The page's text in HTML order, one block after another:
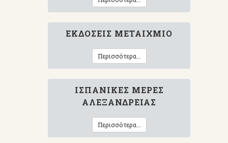
ΕΚΔΌΣΕΙΣ ΜΕΤΑΊΧΜΙΟ
Περισσότερα...
ΙΣΠΑΝΙΚΈΣ ΜΈΡΕΣ
ΑΛΕΞΆΝΔΡΕΙΑΣ
Περισσότερα...